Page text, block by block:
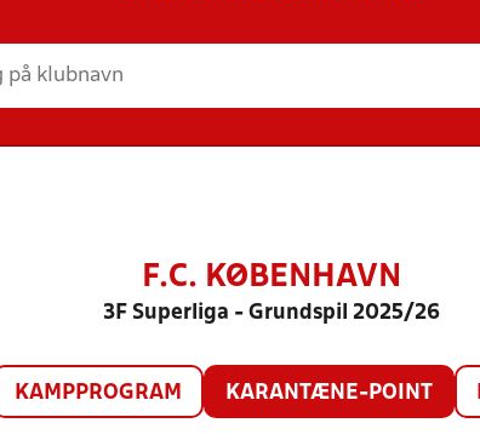
F.C. KØBENHAVN
3F Superliga - Grundspil 2025/26
KAMPPROGRAM KARANTÆNE-POINT